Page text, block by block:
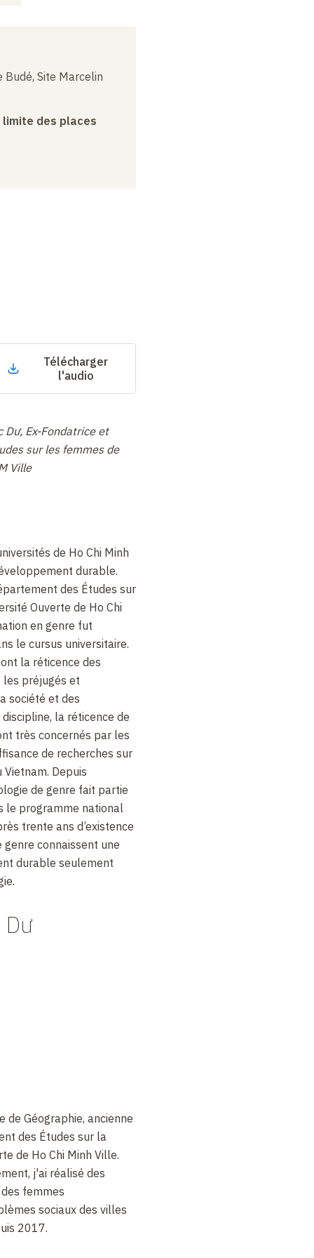
Site Marcelin
limite des places
Télécharger
l'audio
Dư, Ex-Fondatrice et
sur les femmes de
Ville
de Ho Chi Minh
durable.
des Études sur
Ouverte de Ho Chi
en genre fut
le cursus universitaire.
la réticence des
les préjugés et
société et des
la réticence de
très concernés par les
de recherches sur
Depuis
de genre fait partie
le programme national
trente ans d’existence
genre connaissent une
durable seulement
de Géographie, ancienne
des Études sur la
de Ho Chi Minh Ville.
j'ai réalisé des
femmes
sociaux des villes
2017.